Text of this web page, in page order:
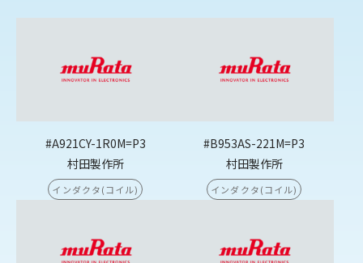
#A921CY-1R0M=P3
村田製作所
インダクタ(コイル)
#B953AS-221M=P3
村田製作所
インダクタ(コイル)